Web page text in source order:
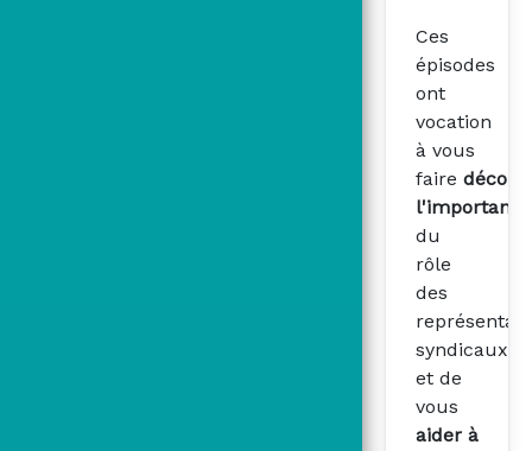
Ces
épisodes
ont
vocation
à vous
faire
l'importance
du
rôle
des
syndicaux
et de
vous
aider à